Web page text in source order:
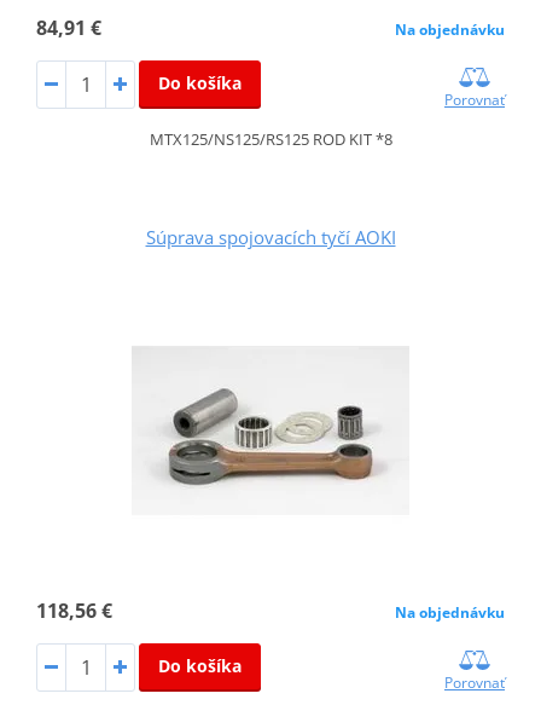
84,91 € Na objednávku
Do košíka
Porovnať
MTX125/NS125/RS125 ROD KIT *8
Súprava spojovacích tyčí AOKI
118,56 € Na objednávku
Do košíka
Porovnať